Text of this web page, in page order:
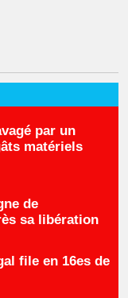
par un
matériels
de
sa libération
file en 16es de